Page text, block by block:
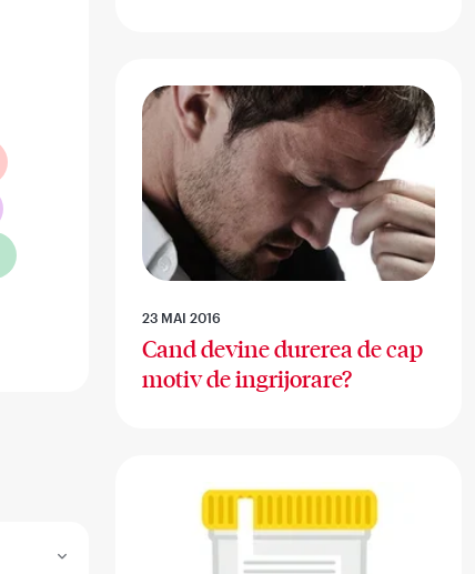
23 MAI 2016
Cand devine durerea de cap
motiv de ingrijorare?